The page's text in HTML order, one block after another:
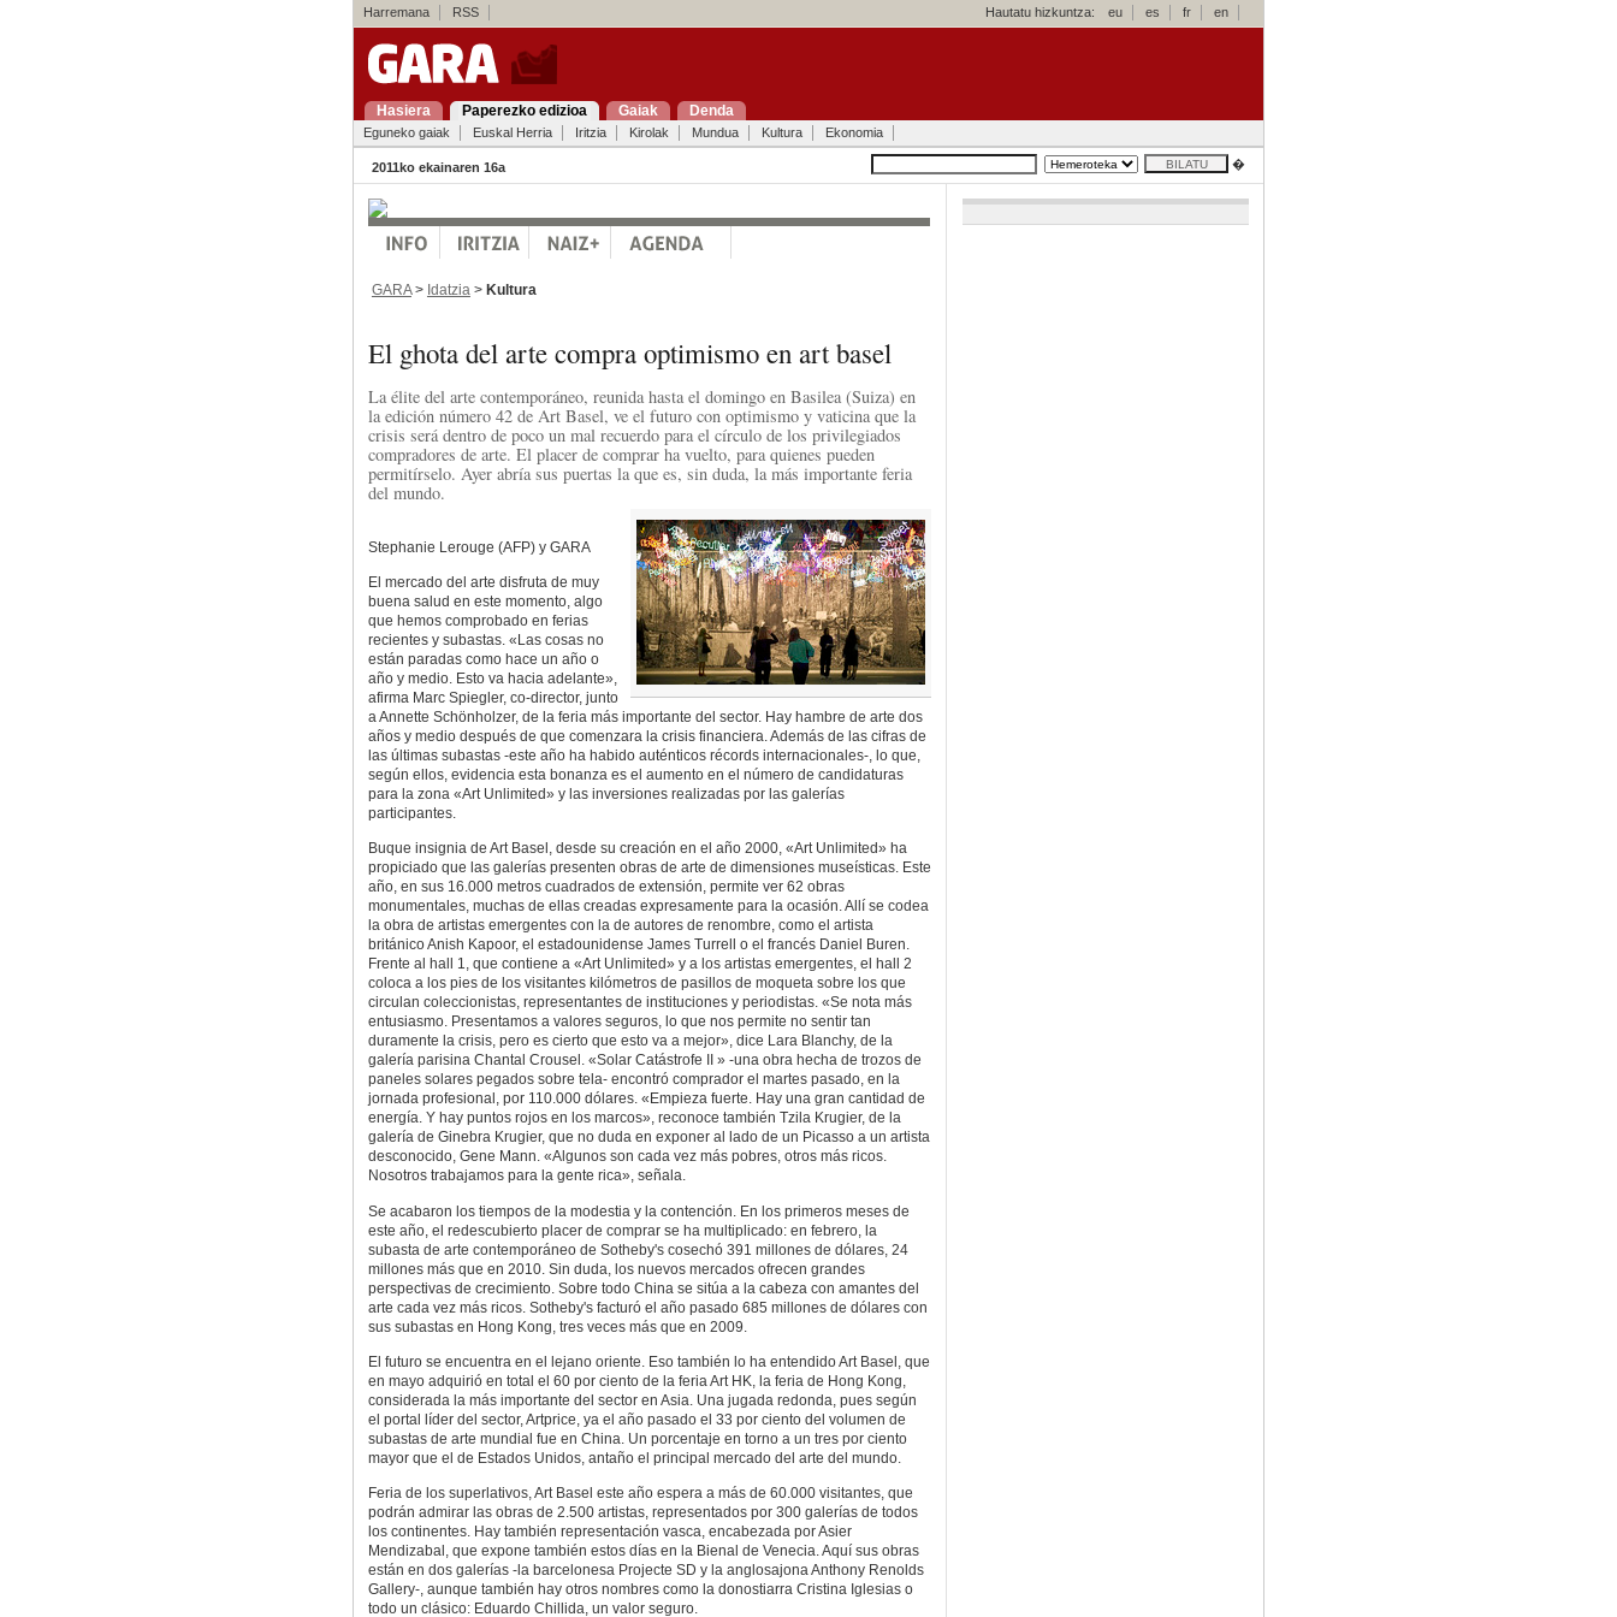
Harremana RSS Hautatu hizkuntza: eu es fr en
Hasiera Paperezko edizioa Gaiak Denda
Eguneko gaiak Euskal Herria Iritzia Kirolak Mundua Kultura Ekonomia
2011ko ekainaren 16a �
GARA> Idatzia > Kultura
El ghota del arte compra optimismo en art basel
La élite del arte contemporáneo, reunida hasta el domingo en Basilea (Suiza) en
la edición número 42 de Art Basel, ve el futuro con optimismo y vaticina que la
crisis será dentro de poco un mal recuerdo para el círculo de los privilegiados
compradores de arte. El placer de comprar ha vuelto, para quienes pueden
permitírselo. Ayer abría sus puertas la que es, sin duda, la más importante feria
del mundo.
Stephanie Lerouge (AFP) y GARA
El mercado del arte disfruta de muy
buena salud en este momento, algo
que hemos comprobado en ferias
recientes y subastas. «Las cosas no
están paradas como hace un año o
año y medio. Esto va hacia adelante»,
afirma Marc Spiegler, co-director, junto
a Annette Schönholzer, de la feria más importante del sector. Hay hambre de arte dos
años y medio después de que comenzara la crisis financiera. Además de las cifras de
las últimas subastas -este año ha habido auténticos récords internacionales-, lo que,
según ellos, evidencia esta bonanza es el aumento en el número de candidaturas
para la zona «Art Unlimited» y las inversiones realizadas por las galerías
participantes.
Buque insignia de Art Basel, desde su creación en el año 2000, «Art Unlimited» ha
propiciado que las galerías presenten obras de arte de dimensiones museísticas. Este
año, en sus 16.000 metros cuadrados de extensión, permite ver 62 obras
monumentales, muchas de ellas creadas expresamente para la ocasión. Allí se codea
la obra de artistas emergentes con la de autores de renombre, como el artista
británico Anish Kapoor, el estadounidense James Turrell o el francés Daniel Buren.
Frente al hall 1, que contiene a «Art Unlimited» y a los artistas emergentes, el hall 2
coloca a los pies de los visitantes kilómetros de pasillos de moqueta sobre los que
circulan coleccionistas, representantes de instituciones y periodistas. «Se nota más
entusiasmo. Presentamos a valores seguros, lo que nos permite no sentir tan
duramente la crisis, pero es cierto que esto va a mejor», dice Lara Blanchy, de la
galería parisina Chantal Crousel. «Solar Catástrofe II » -una obra hecha de trozos de
paneles solares pegados sobre tela- encontró comprador el martes pasado, en la
jornada profesional, por 110.000 dólares. «Empieza fuerte. Hay una gran cantidad de
energía. Y hay puntos rojos en los marcos», reconoce también Tzila Krugier, de la
galería de Ginebra Krugier, que no duda en exponer al lado de un Picasso a un artista
desconocido, Gene Mann. «Algunos son cada vez más pobres, otros más ricos.
Nosotros trabajamos para la gente rica», señala.
Se acabaron los tiempos de la modestia y la contención. En los primeros meses de
este año, el redescubierto placer de comprar se ha multiplicado: en febrero, la
subasta de arte contemporáneo de Sotheby's cosechó 391 millones de dólares, 24
millones más que en 2010. Sin duda, los nuevos mercados ofrecen grandes
perspectivas de crecimiento. Sobre todo China se sitúa a la cabeza con amantes del
arte cada vez más ricos. Sotheby's facturó el año pasado 685 millones de dólares con
sus subastas en Hong Kong, tres veces más que en 2009.
El futuro se encuentra en el lejano oriente. Eso también lo ha entendido Art Basel, que
en mayo adquirió en total el 60 por ciento de la feria Art HK, la feria de Hong Kong,
considerada la más importante del sector en Asia. Una jugada redonda, pues según
el portal líder del sector, Artprice, ya el año pasado el 33 por ciento del volumen de
subastas de arte mundial fue en China. Un porcentaje en torno a un tres por ciento
mayor que el de Estados Unidos, antaño el principal mercado del arte del mundo.
Feria de los superlativos, Art Basel este año espera a más de 60.000 visitantes, que
podrán admirar las obras de 2.500 artistas, representados por 300 galerías de todos
los continentes. Hay también representación vasca, encabezada por Asier
Mendizabal, que expone también estos días en la Bienal de Venecia. Aquí sus obras
están en dos galerías -la barcelonesa Projecte SD y la anglosajona Anthony Renolds
Gallery-, aunque también hay otros nombres como la donostiarra Cristina Iglesias o
todo un clásico: Eduardo Chillida, un valor seguro.